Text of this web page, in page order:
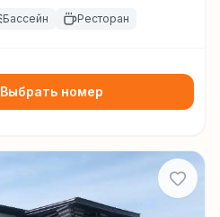
Бассейн Ресторан
Выбрать номер